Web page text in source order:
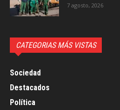
7 agosto, 2026
CATEGORIAS MÁS VISTAS
Sociedad
Destacados
Política